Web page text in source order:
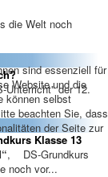
die Welt noch
Unterricht" der 12.
Klasse 13
, DS-Grundkurs
noch vor...
sind essenziell für
Website und die
können selbst
beachten Sie, dass
der Seite zur